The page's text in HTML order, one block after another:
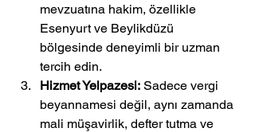
mevzuatına hakim, özellikle
Esenyurt ve Beylikdüzü
bölgesinde deneyimli bir uzman
tercih edin.
Hizmet Yelpazesi: Sadece vergi
beyannamesi değil, aynı zamanda
mali müşavirlik, defter tutma ve